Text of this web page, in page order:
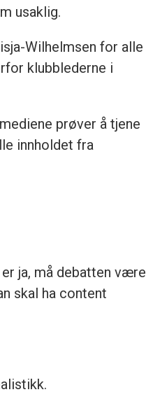
usaklig.
Wilhelmsen for alle
klubblederne i
prøver å tjene
innholdet fra
ja, må debatten være
skal ha content